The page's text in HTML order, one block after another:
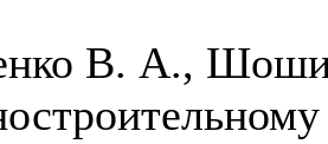
В. А.,